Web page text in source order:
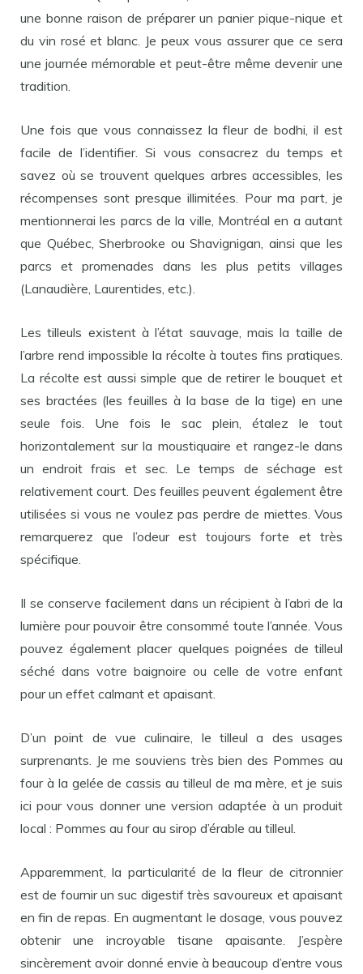
une bonne raison de préparer un panier pique-nique et
du vin rosé et blanc. Je peux vous assurer que ce sera
une journée mémorable et peut-être même devenir une
tradition.
Une fois que vous connaissez la fleur de bodhi, il est
facile de l’identifier. Si vous consacrez du temps et
savez où se trouvent quelques arbres accessibles, les
récompenses sont presque illimitées. Pour ma part, je
mentionnerai les parcs de la ville, Montréal en a autant
que Québec, Sherbrooke ou Shavignigan, ainsi que les
parcs et promenades dans les plus petits villages
(Lanaudière, Laurentides, etc.).
Les tilleuls existent à l’état sauvage, mais la taille de
l’arbre rend impossible la récolte à toutes fins pratiques.
La récolte est aussi simple que de retirer le bouquet et
ses bractées (les feuilles à la base de la tige) en une
seule fois. Une fois le sac plein, étalez le tout
horizontalement sur la moustiquaire et rangez-le dans
un endroit frais et sec. Le temps de séchage est
relativement court. Des feuilles peuvent également être
utilisées si vous ne voulez pas perdre de miettes. Vous
remarquerez que l’odeur est toujours forte et très
spécifique.
Il se conserve facilement dans un récipient à l’abri de la
lumière pour pouvoir être consommé toute l’année. Vous
pouvez également placer quelques poignées de tilleul
séché dans votre baignoire ou celle de votre enfant
pour un effet calmant et apaisant.
D’un point de vue culinaire, le tilleul a des usages
surprenants. Je me souviens très bien des Pommes au
four à la gelée de cassis au tilleul de ma mère, et je suis
ici pour vous donner une version adaptée à un produit
local : Pommes au four au sirop d’érable au tilleul.
Apparemment, la particularité de la fleur de citronnier
est de fournir un suc digestif très savoureux et apaisant
en fin de repas. En augmentant le dosage, vous pouvez
obtenir une incroyable tisane apaisante. J’espère
sincèrement avoir donné envie à beaucoup d’entre vous